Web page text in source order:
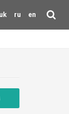
uk ru en